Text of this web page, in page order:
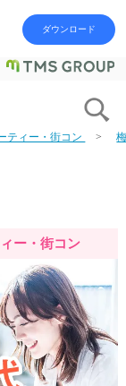
ダウンロード
ティー・街コン
ー・街コン